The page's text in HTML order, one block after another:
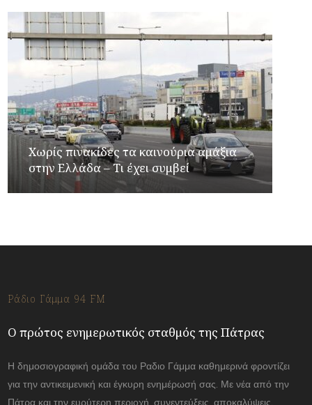
Χωρίς πινακίδες τα καινούρια αμάξια
στην Ελλάδα – Τι έχει συμβεί
Ράδιο Γάμμα 94 FM
Ο πρώτος ενημερωτικός σταθμός της Πάτρας
Η δημοσιογραφική ομάδα του Ραδιο Γάμμα καθημερινά φροντίζει
για την αντικειμενική και έγκυρη ενημέρωσή σας. Με νέα από την
Πάτρα και την ευρύτερη περιοχή, συνεντεύξεις, αποκαλύψεις.